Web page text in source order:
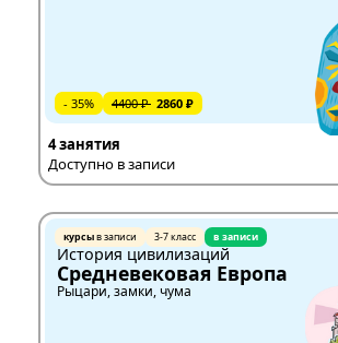
- 35% 4400 ₽ 2860 ₽
4 занятия
Доступно в записи
курсыв записи 3-7 класс в записи
История цивилизаций
Средневековая Европа
Рыцари, замки, чума